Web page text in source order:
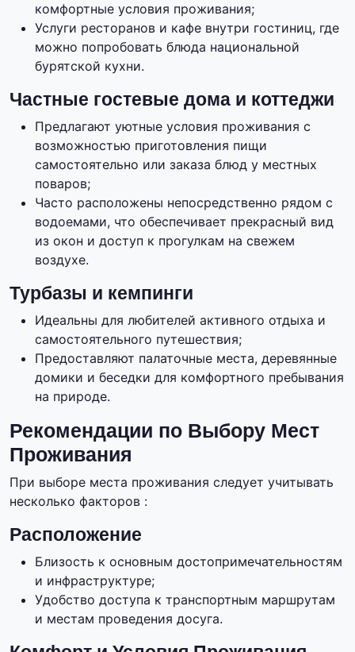
комфортные условия проживания;
Услуги ресторанов и кафе внутри гостиниц, где
можно попробовать блюда национальной
бурятской кухни.
Частные гостевые дома и коттеджи
Предлагают уютные условия проживания с
возможностью приготовления пищи
самостоятельно или заказа блюд у местных
поваров;
Часто расположены непосредственно рядом с
водоемами, что обеспечивает прекрасный вид
из окон и доступ к прогулкам на свежем
воздухе.
Турбазы и кемпинги
Идеальны для любителей активного отдыха и
самостоятельного путешествия;
Предоставляют палаточные места, деревянные
домики и беседки для комфортного пребывания
на природе.
Рекомендации по Выбору Мест
Проживания
При выборе места проживания следует учитывать
несколько факторов :
Расположение
Близость к основным достопримечательностям
и инфраструктуре;
Удобство доступа к транспортным маршрутам
и местам проведения досуга.